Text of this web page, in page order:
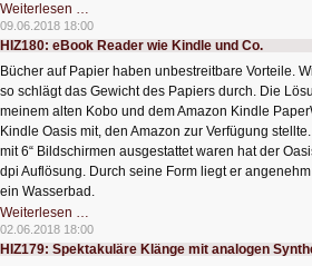
Weiterlesen …
PowerDVD
–
der
neu
gedacht
09.06.2018 18:00
HIZ180: eBook Reader wie Kindle und Co.
Bücher auf Papier haben unbestreitbare Vorteile.
so schlägt das Gewicht des Papiers durch. Die
meinem alten Kobo und dem Amazon Kindle
Kindle Oasis mit, den Amazon zur Verfügung
mit 6“ Bildschirmen ausgestattet waren hat der
dpi Auflösung. Durch seine Form liegt er
ein Wasserbad.
Weiterlesen …
eBook
Reader
wie
02.06.2018 18:00
HIZ179: Spektakuläre Klänge mit analogen